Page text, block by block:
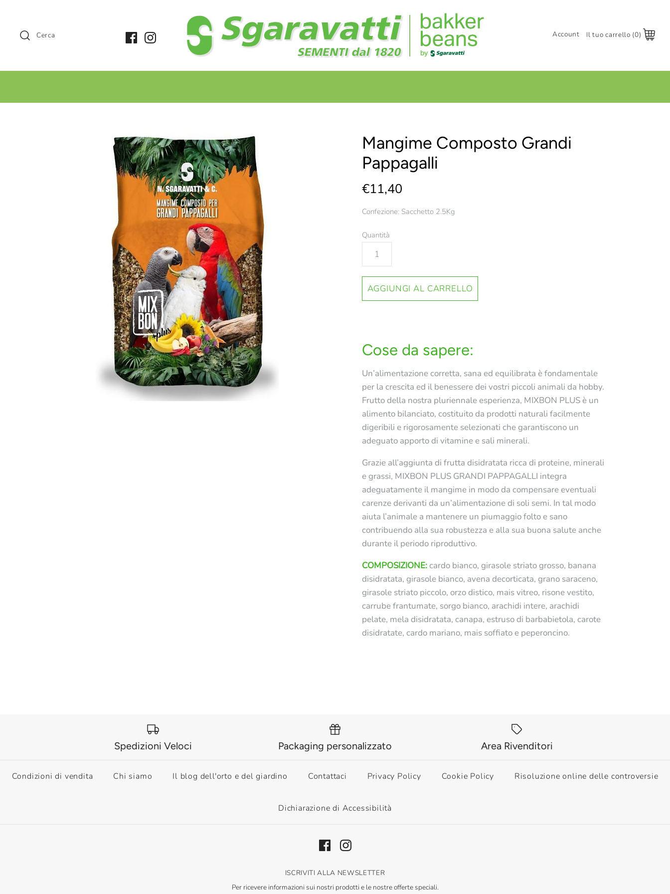
Cerca Account
Registrati
Il tuo carrello (0)
Mangime Composto Grandi
Pappagalli
€11,40
Confezione: Sacchetto 2.5Kg
Quantità
Cose da sapere:
Un’alimentazione corretta, sana ed equilibrata è fondamentale
per la crescita ed il benessere dei vostri piccoli animali da hobby.
Frutto della nostra pluriennale esperienza, MIXBON PLUS è un
alimento bilanciato, costituito da prodotti naturali facilmente
digeribili e rigorosamente selezionati che garantiscono un
adeguato apporto di vitamine e sali minerali.
Grazie all’aggiunta di frutta disidratata ricca di proteine, minerali
e grassi, MIXBON PLUS GRANDI PAPPAGALLI integra
adeguatamente il mangime in modo da compensare eventuali
carenze derivanti da un’alimentazione di soli semi. In tal modo
aiuta l’animale a mantenere un piumaggio folto e sano
contribuendo alla sua robustezza e alla sua buona salute anche
durante il periodo riproduttivo.
COMPOSIZIONE: cardo bianco, girasole striato grosso, banana
disidratata, girasole bianco, avena decorticata, grano saraceno,
girasole striato piccolo, orzo distico, mais vitreo, risone vestito,
carrube frantumate, sorgo bianco, arachidi intere, arachidi
pelate, mela disidratata, canapa, estruso di barbabietola, carote
disidratate, cardo mariano, mais soffiato e peperoncino.
Spedizioni Veloci Packaging personalizzato Area Rivenditori
Condizioni di vendita Chi siamo Il blog dell'orto e del giardino Contattaci Privacy Policy Cookie Policy Risoluzione online delle controversie
Dichiarazione di Accessibilità
ISCRIVITI ALLA NEWSLETTER
Per ricevere informazioni sui nostri prodotti e le nostre offerte speciali.